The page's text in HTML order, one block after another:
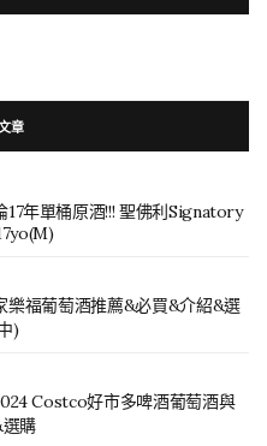
章
17年單桶原酒!!! 聖佛利Signatory
樂福葡萄酒推薦&必買&介紹&選
)
Costco好市多啤酒葡萄酒與
購